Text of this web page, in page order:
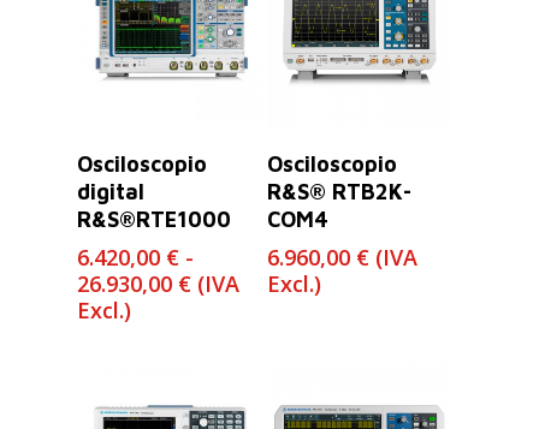
Seleccionar
Opciones
Osciloscopio
digital
R&S®RTE1000
6.420,00 € -
26.930,00 €Rango
hasta
(IVA
Excl.)
Leer Más
Osciloscopio
R&S® RTB2K-
COM4
6.960,00 € (IVA
Excl.)